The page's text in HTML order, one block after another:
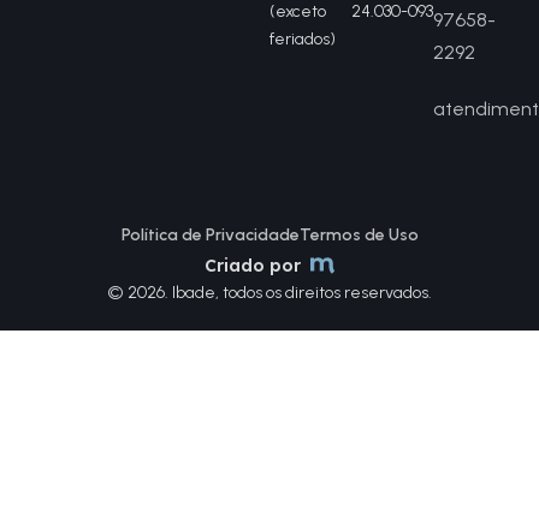
(exceto
feriados)
24.030-09397658-
2292
© 2026. Ibade, todos os direitos reservados.
Política de PrivacidadeTermos de Uso
Criado por